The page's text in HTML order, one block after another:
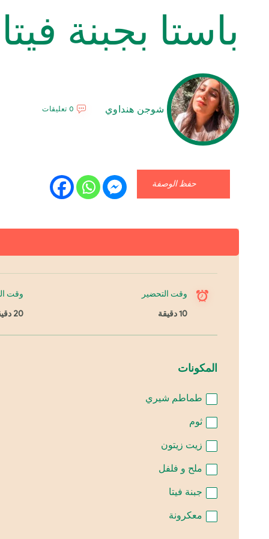
باستا بجبنة
شوجن هنداوي 0 تعليقات
حفظ الوصفة
وقت التحضير
10 دقيقة
وقت
20 دقيقة
المكونات
طماطم شيري
ثوم
زيت زيتون
ملح و فلفل
جبنة فيتا
معكرونة